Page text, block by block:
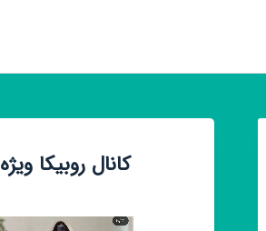
کانال روبیکا ویژه